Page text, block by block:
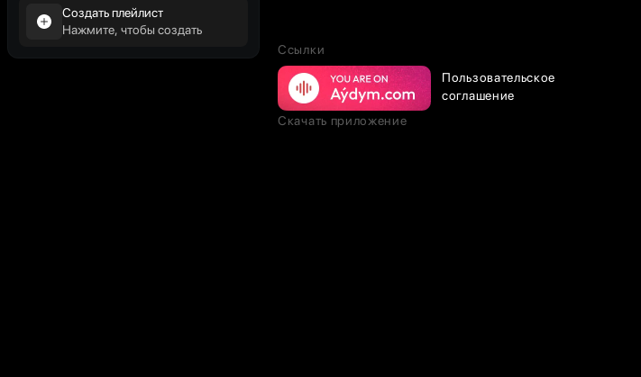
Создать плейлист
Нажмите, чтобы создать
Ссылки
Пользовательское
соглашение
Скачать приложение